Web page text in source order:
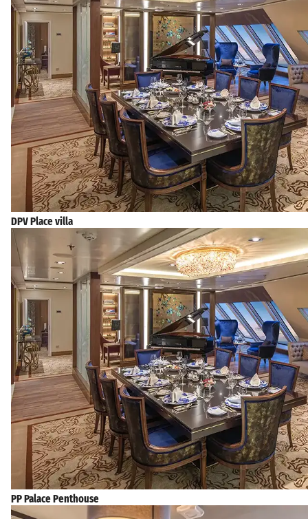
DPV Place villa
PP Palace Penthouse